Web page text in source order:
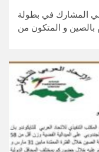
المشارك في بطولة